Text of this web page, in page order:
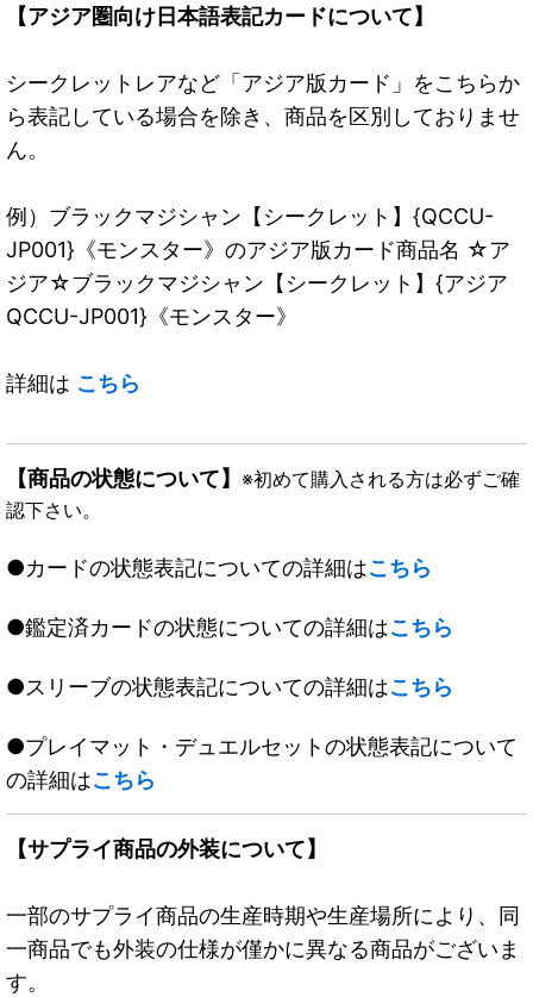
【アジア圏向け日本語表記カードについて】
シークレットレアなど「アジア版カード」をこちらか
ら表記している場合を除き、商品を区別しておりませ
ん。
例）ブラックマジシャン【シークレット】{QCCU-
JP001}《モンスター》のアジア版カード商品名 ☆ア
ジア☆ブラックマジシャン【シークレット】{アジア
QCCU-JP001}《モンスター》
詳細は こちら
【商品の状態について】 ※初めて購入される方は必ずご確
認下さい。
●カードの状態表記についての詳細はこちら
●鑑定済カードの状態についての詳細はこちら
●スリーブの状態表記についての詳細はこちら
●プレイマット・デュエルセットの状態表記について
の詳細はこちら
【サプライ商品の外装について】
一部のサプライ商品の生産時期や生産場所により、同
一商品でも外装の仕様が僅かに異なる商品がございま
す。